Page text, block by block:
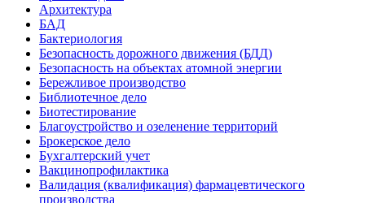
Архитектура
БАД
Бактериология
Безопасность дорожного движения (БДД)
Безопасность на объектах атомной энергии
Бережливое производство
Библиотечное дело
Биотестирование
Благоустройство и озеленение территорий
Брокерское дело
Бухгалтерский учет
Вакцинопрофилактика
Валидация (квалификация) фармацевтического
производства